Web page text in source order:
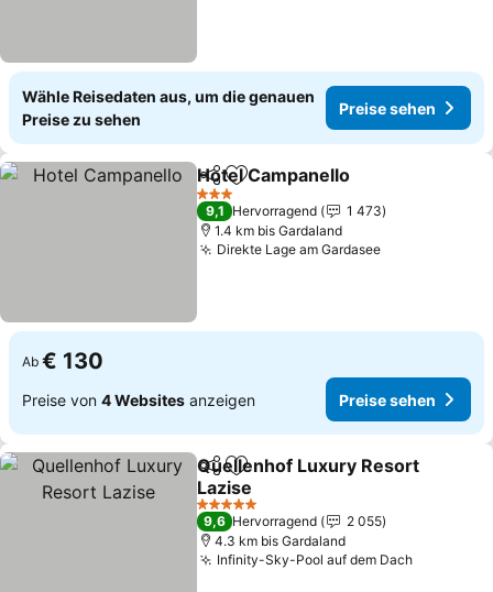
Wähle Reisedaten aus, um die genauen
Preise zu sehen
Preise sehen
TeilenZu Favoriten hinzufügen
Hotel Campanello
3 Sterne
9,1 Hervorragend
1 473
1.4 km bis Gardaland
Direkte Lage am GardaseePreise sehen
Ab € 130
Preise von 4 Websites anzeigen Preise sehen
TeilenZu Favoriten hinzufügen
Quellenhof Luxury Resort
Lazise
Preise sehen
5 Sterne
9,6 Hervorragend
2 055
4.3 km bis Gardaland
Infinity-Sky-Pool auf dem DachPreise